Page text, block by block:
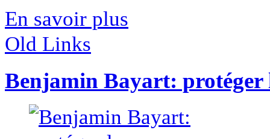
En savoir plus
Old Links
Benjamin Bayart: protéger